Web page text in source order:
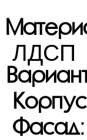
ЛДСП
Корпус
Фасад